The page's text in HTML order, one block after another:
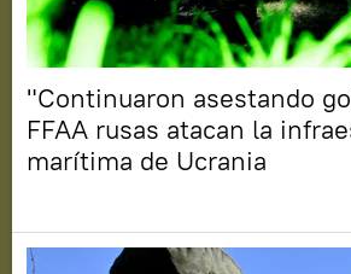
"Continuaron asestando
FFAA rusas atacan la
marítima de Ucrania